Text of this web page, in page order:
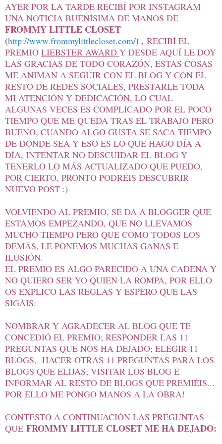
AYER POR LA TARDE RECIBÍ POR INSTAGRAM
UNA NOTICIA BUENÍSIMA DE MANOS DE
FROMMY LITTLE CLOSET
(http://www.frommylittlecloset.com/) , RECIBÍ EL
PREMIO LIEBSTER AWARD Y DESDE AQUÍ LE DOY
LAS GRACIAS DE TODO CORAZÓN, ESTAS COSAS
ME ANIMAN A SEGUIR CON EL BLOG Y CON EL
RESTO DE REDES SOCIALES, PRESTARLE TODA
MI ATENCIÓN Y DEDICACIÓN, LO CUAL
ALGUNAS VECES ES COMPLICADO POR EL POCO
TIEMPO QUE ME QUEDA TRAS EL TRABAJO PERO
BUENO, CUANDO ALGO GUSTA SE SACA TIEMPO
DE DONDE SEA Y ESO ES LO QUE HAGO DÍA A
DÍA, INTENTAR NO DESCUIDAR EL BLOG Y
TENERLO LO MÁS ACTUALIZADO QUE PUEDO,
POR CIERTO, PRONTO PODRÉIS DESCUBRIR
NUEVO POST :)
VOLVIENDO AL PREMIO, SE DA A BLOGGER QUE
ESTAMOS EMPEZANDO, QUE NO LLEVAMOS
MUCHO TIEMPO PERO QUE COMO TODOS LOS
DEMÁS, LE PONEMOS MUCHAS GANAS E
ILUSIÓN.
EL PREMIO ES ALGO PARECIDO A UNA CADENA Y
NO QUIERO SER YO QUIEN LA ROMPA, POR ELLO
OS EXPLICO LAS REGLAS Y ESPERO QUE LAS
SIGÁIS:
NOMBRAR Y AGRADECER AL BLOG QUE TE
CONCEDIÓ EL PREMIO; RESPONDER LAS 11
PREGUNTAS QUE NOS HA DEJADO; ELEGIR 11
BLOGS, HACER OTRAS 11 PREGUNTAS PARA LOS
BLOGS QUE ELIJAS; VISITAR LOS BLOG E
INFORMAR AL RESTO DE BLOGS QUE PREMIÉIS...
POR ELLO ME PONGO MANOS A LA OBRA!
CONTESTO A CONTINUACIÓN LAS PREGUNTAS
QUE FROMMY LITTLE CLOSET ME HA DEJADO: